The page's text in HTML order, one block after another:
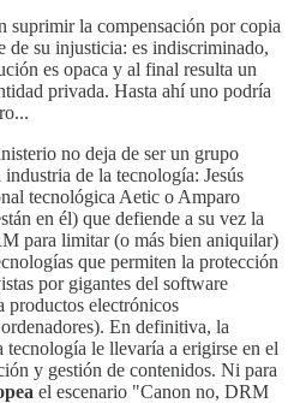
suprimir la compensación por copia
de su injusticia: es indiscriminado,
es opaca y al final resulta un
privada. Hasta ahí uno podría
no deja de ser un grupo
de la tecnología: Jesús
tecnológica Aetic o Amparo
en él) que defiende a su vez la
para limitar (o más bien aniquilar)
que permiten la protección
por gigantes del software
productos electrónicos
En definitiva, la
le llevaría a erigirse en el
y gestión de contenidos. Ni para
el escenario "Canon no, DRM